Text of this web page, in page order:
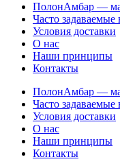
ПолонАмбар —
Часто задаваемые
Условия доставки
О нас
Наши принципы
Контакты
ПолонАмбар —
Часто задаваемые
Условия доставки
О нас
Наши принципы
Контакты